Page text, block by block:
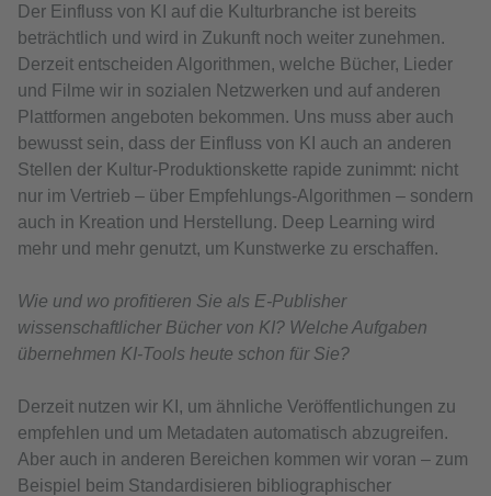
Der Einfluss von KI auf die Kulturbranche ist bereits
beträchtlich und wird in Zukunft noch weiter zunehmen.
Derzeit entscheiden Algorithmen, welche Bücher, Lieder
und Filme wir in sozialen Netzwerken und auf anderen
Plattformen angeboten bekommen. Uns muss aber auch
bewusst sein, dass der Einfluss von KI auch an anderen
Stellen der Kultur-Produktionskette rapide zunimmt: nicht
nur im Vertrieb – über Empfehlungs-Algorithmen – sondern
auch in Kreation und Herstellung. Deep Learning wird
mehr und mehr genutzt, um Kunstwerke zu erschaffen.
Wie und wo profitieren Sie als E-Publisher
wissenschaftlicher Bücher von KI? Welche Aufgaben
übernehmen KI-Tools heute schon für Sie?
Derzeit nutzen wir KI, um ähnliche Veröffentlichungen zu
empfehlen und um Metadaten automatisch abzugreifen.
Aber auch in anderen Bereichen kommen wir voran – zum
Beispiel beim Standardisieren bibliographischer